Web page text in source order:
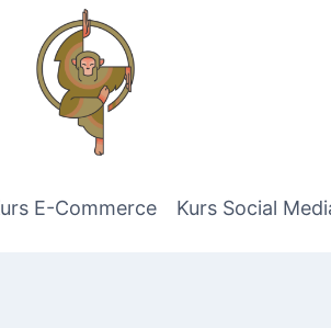
E-Commerce Kurs Social